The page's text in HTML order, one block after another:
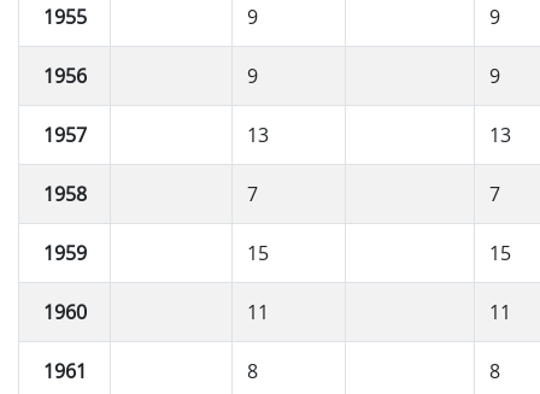
1955 9 9
1956 9 9
1957 13 13
1958 7 7
1959 15 15
1960 11 11
1961 8 8